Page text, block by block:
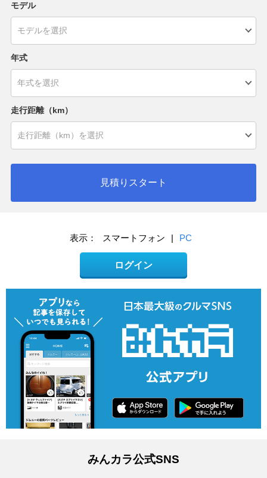
モデル
年式
走行距離（km）
見積りスタート
表示： スマートフォン | PC
ログイン
みんカラ公式SNS